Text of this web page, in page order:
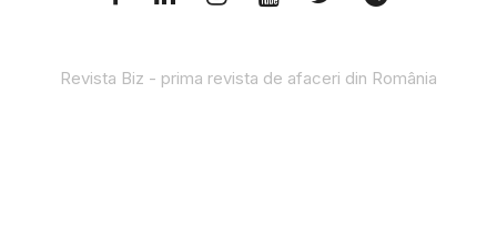
Revista Biz - prima revista de afaceri din România